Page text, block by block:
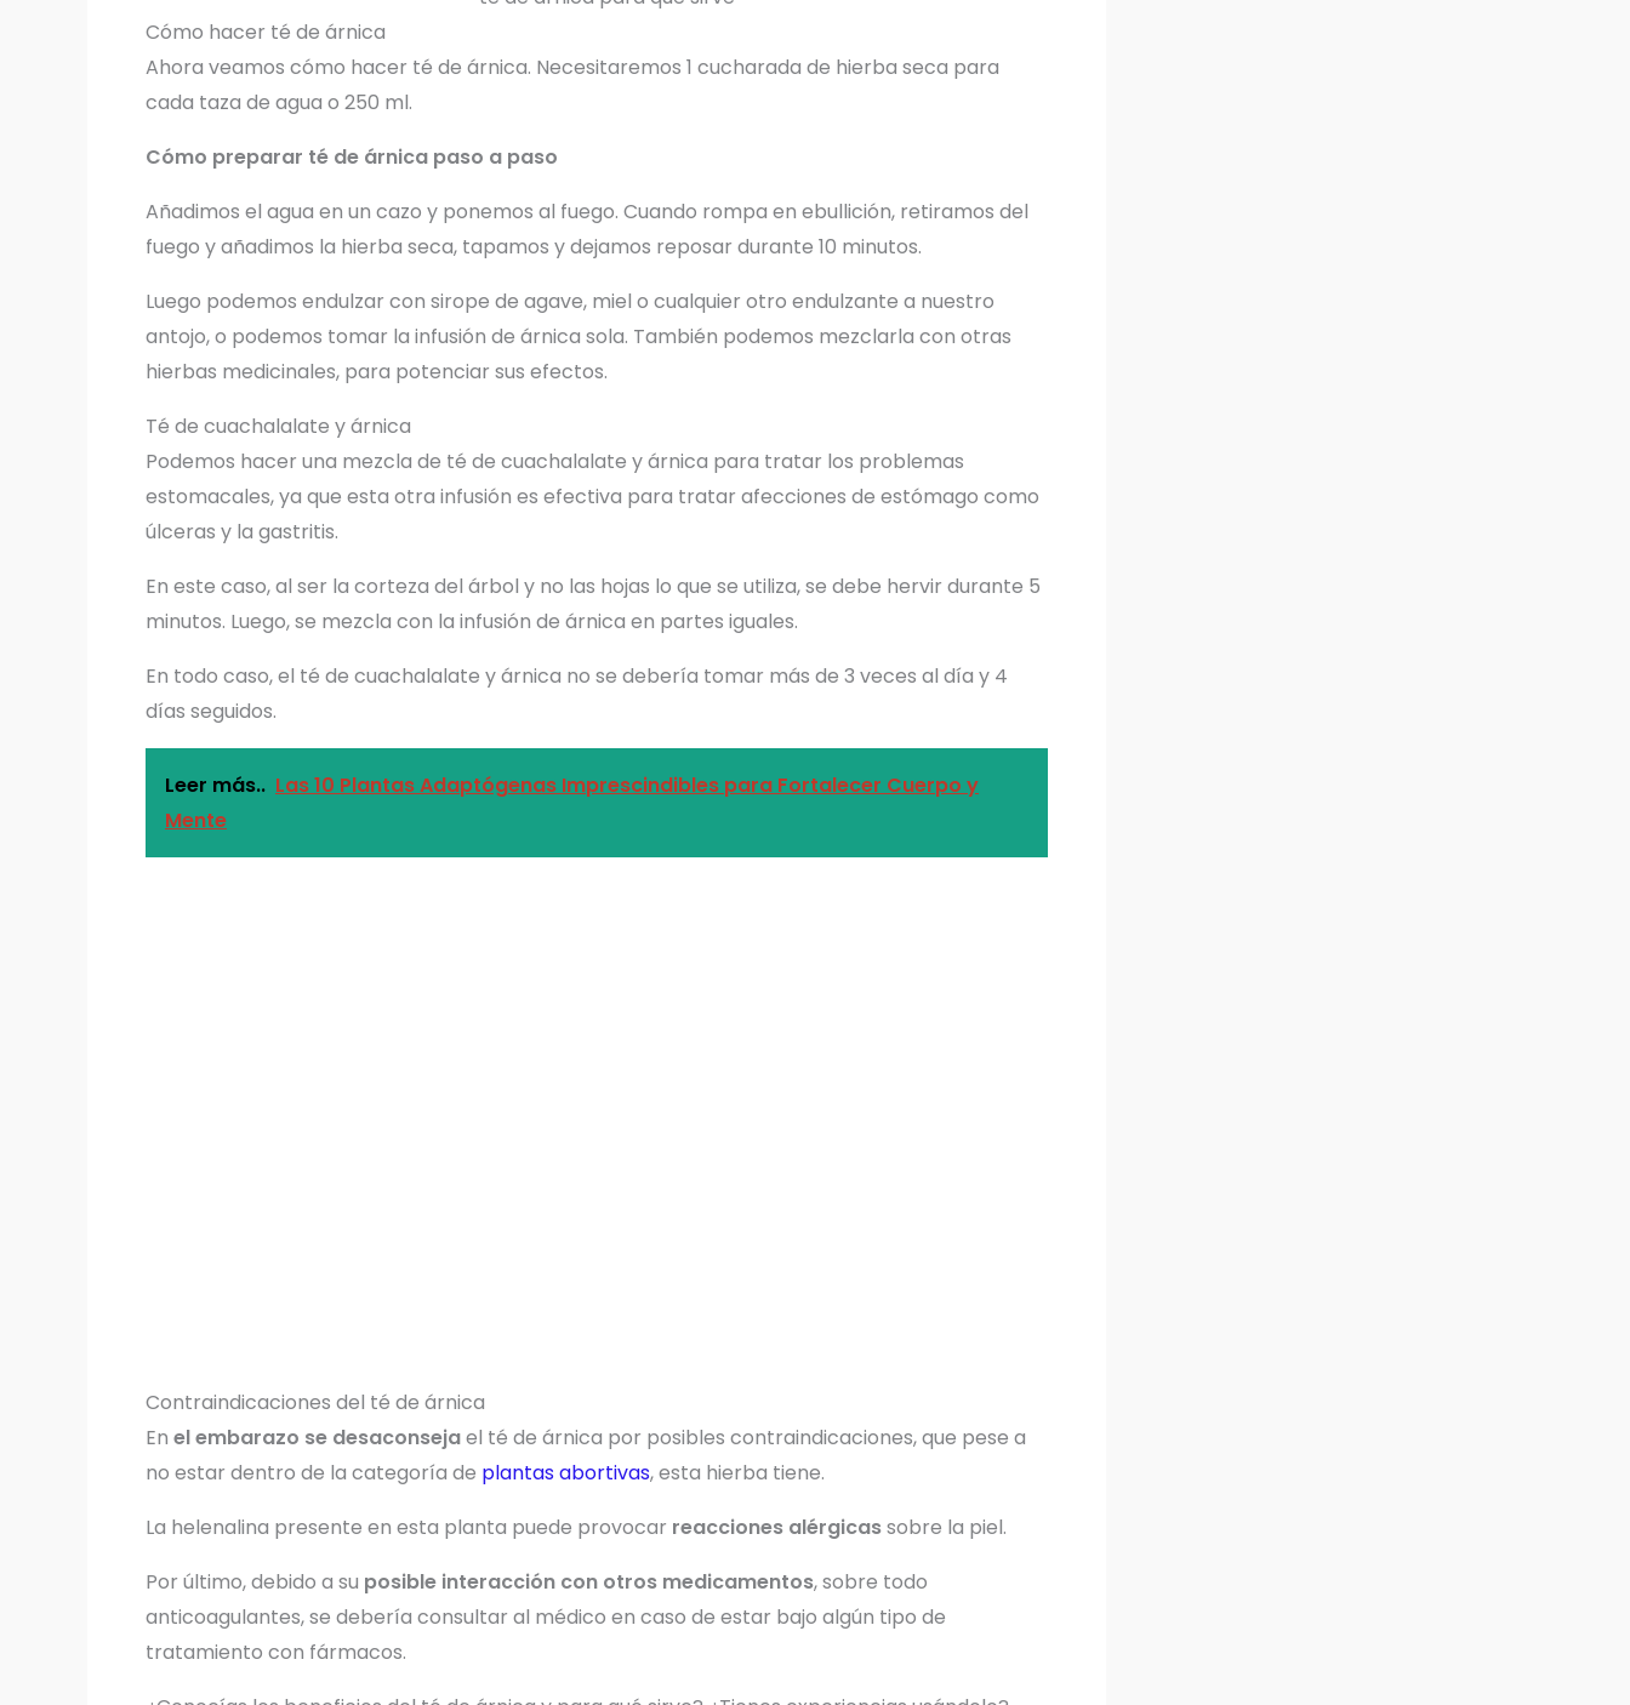
Cómo hacer té de árnica
Ahora veamos cómo hacer té de árnica. Necesitaremos 1 cucharada de hierba seca para
cada taza de agua o 250 ml.
Cómo preparar té de árnica paso a paso
Añadimos el agua en un cazo y ponemos al fuego. Cuando rompa en ebullición, retiramos del
fuego y añadimos la hierba seca, tapamos y dejamos reposar durante 10 minutos.
Luego podemos endulzar con sirope de agave, miel o cualquier otro endulzante a nuestro
antojo, o podemos tomar la infusión de árnica sola. También podemos mezclarla con otras
hierbas medicinales, para potenciar sus efectos.
Té de cuachalalate y árnica
Podemos hacer una mezcla de té de cuachalalate y árnica para tratar los problemas
estomacales, ya que esta otra infusión es efectiva para tratar afecciones de estómago como
úlceras y la gastritis.
En este caso, al ser la corteza del árbol y no las hojas lo que se utiliza, se debe hervir durante 5
minutos. Luego, se mezcla con la infusión de árnica en partes iguales.
En todo caso, el té de cuachalalate y árnica no se debería tomar más de 3 veces al día y 4
días seguidos.
Leer más.. Las 10 Plantas Adaptógenas Imprescindibles para Fortalecer Cuerpo y
Mente
Contraindicaciones del té de árnica
En el embarazo se desaconsejael té de árnica por posibles contraindicaciones, que pese a
no estar dentro de la categoría de plantas abortivas, esta hierba tiene.
La helenalina presente en esta planta puede provocar reacciones alérgicassobre la piel.
Por último, debido a su posible interacción con otros medicamentos, sobre todo
anticoagulantes, se debería consultar al médico en caso de estar bajo algún tipo de
tratamiento con fármacos.